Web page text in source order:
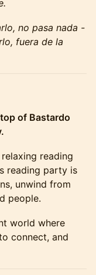
no pasa nada -
fuera de la
of Bastardo
reading
reading party is
unwind from
people.
world where
connect, and